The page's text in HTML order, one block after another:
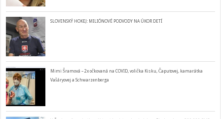
SLOVENSKÝ HOKEJ: MILIÓNOVÉ PODVODY NA ÚKOR DETÍ
Mimi Šramová – 2x očkovaná na COVID, volička Kisku, Čaputovej, kamarátka
Vašáryovej a Schwarzenberga